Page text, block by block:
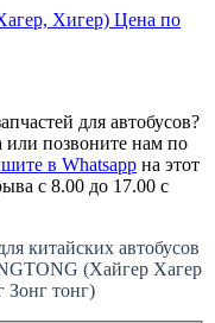
Хигер) Цена по
для автобусов?
или позвоните нам по
в Whatsapp на этот
с 8.00 до 17.00 с
китайских автобусов
(Хайгер Хагер
тонг)